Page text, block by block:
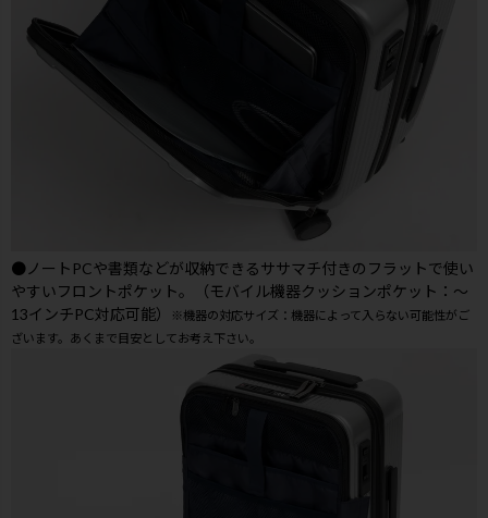
●ノートPCや書類などが収納できるササマチ付きのフラットで使い
やすいフロントポケット。（モバイル機器クッションポケット：～
13インチPC対応可能）
※機器の対応サイズ：機器によって入らない可能性がご
ざいます。あくまで目安としてお考え下さい。